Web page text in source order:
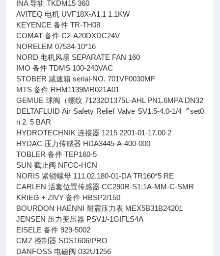
INA 导轨 TKDM15 360
AVITEQ 电机 UVF18X-A1.1 1.1KW
KEYENCE 备件 TR-TH08
COMAT 备件 C2-A20DXDC24V
NORELEM 07534-10*16
NORD 电机风扇 SEPARATE FAN 160
IMO 备件 TDMS 100-240VAC
STOBER 减速箱 serial-NO. 701VF0030MF
MTS 备件 RHM1139MR021A01
GEMUE 球阀（螺纹 71232D1375L-AHL PN1.6MPA DN32
DELTAFLUID Air Safety Relief Valve SV1.5-4.0-1/4〞set0
n 2. 5 BAR
HYDROTECHNIK 连接器 1215 2201-01-17.00 2
HYDAC 压力传感器 HDA3445-A-400-000
TOBLER 备件 TEP160-5
SUN 截止阀 NFCC-HCN
NORIS 紧锁螺母 111.02.180-01-DA TR160*5 RE
CARLEN 活套位置传感器 CC290R-S1:1A-MM-C-SMR
KRIEG + ZIVY 备件 HBSP2/150
BOURDON HAENNI 耐震压力表 MEX5B31B24201
JENSEN 压力变压器 PSV1/-1GIFLS4A
EISELE 备件 929-5002
CMZ 控制器 SDS1606/PRO
DANFOSS 电磁阀 032U1256